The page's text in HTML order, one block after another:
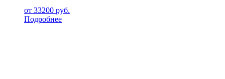
от 33200 руб.
Подробнее